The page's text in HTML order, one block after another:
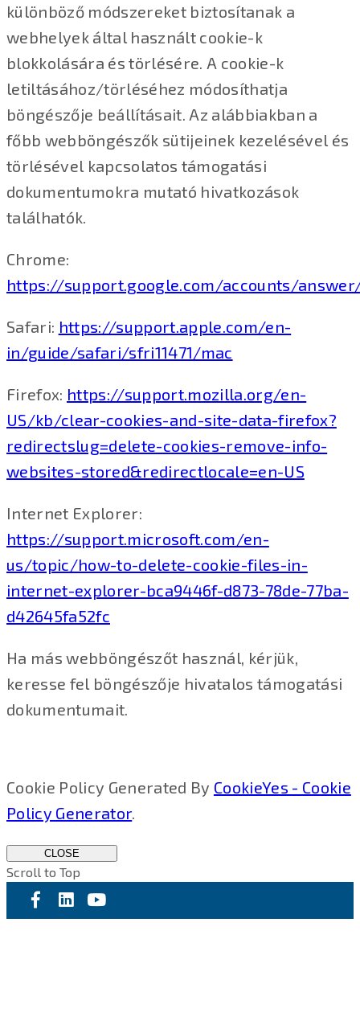
különböző módszereket biztosítanak a
webhelyek által használt cookie-k
blokkolására és törlésére. A cookie-k
letiltásához/törléséhez módosíthatja
böngészője beállításait. Az alábbiakban a
főbb webböngészők sütijeinek kezelésével és
törlésével kapcsolatos támogatási
dokumentumokra mutató hivatkozások
találhatók.
Chrome:
https://support.google.com/accounts/
Safari: https://support.apple.com/en-
in/guide/safari/sfri11471/mac
Firefox: https://support.mozilla.org/en-
US/kb/clear-cookies-and-site-data-firefox?
redirectslug=delete-cookies-remove-info-
websites-stored&redirectlocale=en-US
Internet Explorer:
https://support.microsoft.com/en-
us/topic/how-to-delete-cookie-files-in-
internet-explorer-bca9446f-d873-78de-77ba-
d42645fa52fc
Ha más webböngészőt használ, kérjük,
keresse fel böngészője hivatalos támogatási
dokumentumait.
Cookie Policy Generated By CookieYes - Cookie
Policy Generator.
CLOSE
Scroll to Top